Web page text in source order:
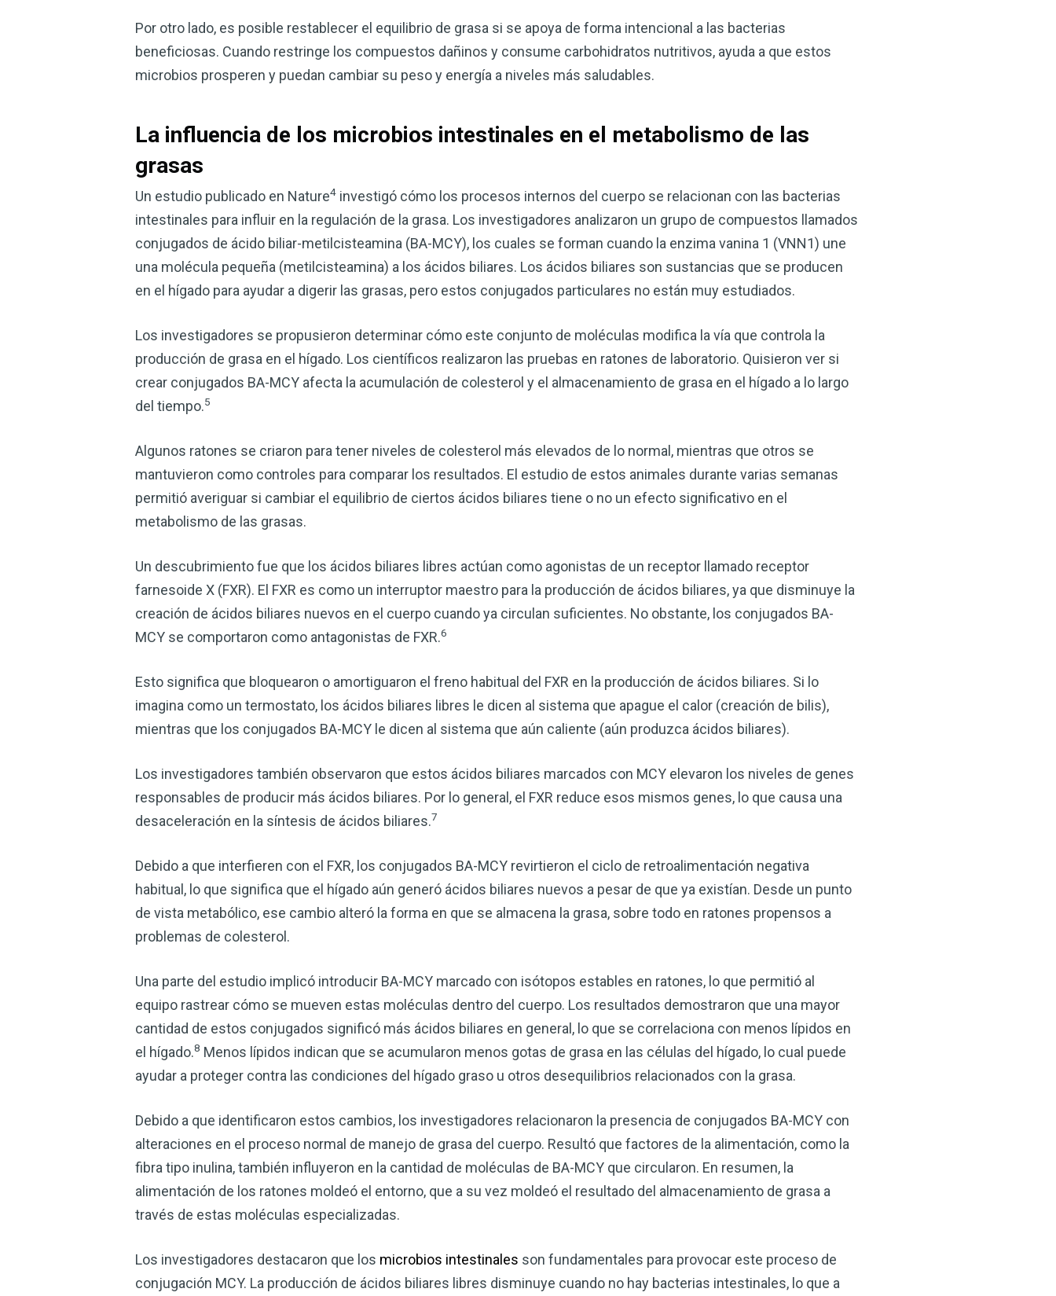
Por otro lado, es posible restablecer el equilibrio de grasa si se apoya de forma intencional a las bacterias
beneficiosas. Cuando restringe los compuestos dañinos y consume carbohidratos nutritivos, ayuda a que estos
microbios prosperen y puedan cambiar su peso y energía a niveles más saludables.
La influencia de los microbios intestinales en el metabolismo de las
grasas
Un estudio publicado en Nature4 investigó cómo los procesos internos del cuerpo se relacionan con las bacterias
intestinales para influir en la regulación de la grasa. Los investigadores analizaron un grupo de compuestos llamados
conjugados de ácido biliar-metilcisteamina (BA-MCY), los cuales se forman cuando la enzima vanina 1 (VNN1) une
una molécula pequeña (metilcisteamina) a los ácidos biliares. Los ácidos biliares son sustancias que se producen
en el hígado para ayudar a digerir las grasas, pero estos conjugados particulares no están muy estudiados.
Los investigadores se propusieron determinar cómo este conjunto de moléculas modifica la vía que controla la
producción de grasa en el hígado. Los científicos realizaron las pruebas en ratones de laboratorio. Quisieron ver si
crear conjugados BA-MCY afecta la acumulación de colesterol y el almacenamiento de grasa en el hígado a lo largo
del tiempo.5
Algunos ratones se criaron para tener niveles de colesterol más elevados de lo normal, mientras que otros se
mantuvieron como controles para comparar los resultados. El estudio de estos animales durante varias semanas
permitió averiguar si cambiar el equilibrio de ciertos ácidos biliares tiene o no un efecto significativo en el
metabolismo de las grasas.
Un descubrimiento fue que los ácidos biliares libres actúan como agonistas de un receptor llamado receptor
farnesoide X (FXR). El FXR es como un interruptor maestro para la producción de ácidos biliares, ya que disminuye la
creación de ácidos biliares nuevos en el cuerpo cuando ya circulan suficientes. No obstante, los conjugados BA-
MCY se comportaron como antagonistas de FXR.6
Esto significa que bloquearon o amortiguaron el freno habitual del FXR en la producción de ácidos biliares. Si lo
imagina como un termostato, los ácidos biliares libres le dicen al sistema que apague el calor (creación de bilis),
mientras que los conjugados BA-MCY le dicen al sistema que aún caliente (aún produzca ácidos biliares).
Los investigadores también observaron que estos ácidos biliares marcados con MCY elevaron los niveles de genes
responsables de producir más ácidos biliares. Por lo general, el FXR reduce esos mismos genes, lo que causa una
desaceleración en la síntesis de ácidos biliares.7
Debido a que interfieren con el FXR, los conjugados BA-MCY revirtieron el ciclo de retroalimentación negativa
habitual, lo que significa que el hígado aún generó ácidos biliares nuevos a pesar de que ya existían. Desde un punto
de vista metabólico, ese cambio alteró la forma en que se almacena la grasa, sobre todo en ratones propensos a
problemas de colesterol.
Una parte del estudio implicó introducir BA-MCY marcado con isótopos estables en ratones, lo que permitió al
equipo rastrear cómo se mueven estas moléculas dentro del cuerpo. Los resultados demostraron que una mayor
cantidad de estos conjugados significó más ácidos biliares en general, lo que se correlaciona con menos lípidos en
el hígado.8 Menos lípidos indican que se acumularon menos gotas de grasa en las células del hígado, lo cual puede
ayudar a proteger contra las condiciones del hígado graso u otros desequilibrios relacionados con la grasa.
Debido a que identificaron estos cambios, los investigadores relacionaron la presencia de conjugados BA-MCY con
alteraciones en el proceso normal de manejo de grasa del cuerpo. Resultó que factores de la alimentación, como la
fibra tipo inulina, también influyeron en la cantidad de moléculas de BA-MCY que circularon. En resumen, la
alimentación de los ratones moldeó el entorno, que a su vez moldeó el resultado del almacenamiento de grasa a
través de estas moléculas especializadas.
Los investigadores destacaron que los microbios intestinales son fundamentales para provocar este proceso de
conjugación MCY. La producción de ácidos biliares libres disminuye cuando no hay bacterias intestinales, lo que a
vinagre de sidra de manzana — Obtenga
El vinagre de sidra de manzana (VSM) es uno de los
remedios más versátiles de la naturaleza, ya sea que
quiera mejorar su digestión, reforzar la salud de su
corazón o controlar su peso, el VSM es un gran
complemento para su rutina de salud.
DESCÁRGUELA AHORA